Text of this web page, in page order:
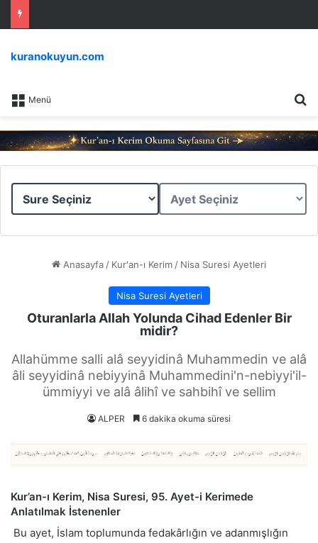
Menü
kuranokuyun.com
Sure
Ayet
Anasayfa / Kur'an-ı Kerim / Nisa Suresi Ayetleri
Nisa Suresi Ayetleri
Oturanlarla Allah Yolunda Cihad Edenler Bir
midir?
Allahümme salli alâ seyyidinâ Muhammedin ve alâ
âli seyyidinâ nebiyyinâ Muhammedini'n-nebiyyi'il-
ümmiyyi ve alâ âlihî ve sahbihî ve sellim
ALPER 6 dakika okuma süresi
Kur’an-ı Kerim, Nisa Suresi, 95. Ayet-i Kerimede
Anlatılmak İstenenler
Bu ayet, İslam toplumunda fedakârlığın ve adanmışlığın